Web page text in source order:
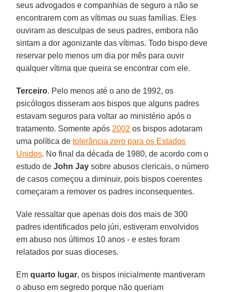
seus advogados e companhias de seguro a não se
encontrarem com as vítimas ou suas famílias. Eles
ouviram as desculpas de seus padres, embora não
sintam a dor agonizante das vítimas. Todo bispo deve
reservar pelo menos um dia por mês para ouvir
qualquer vítima que queira se encontrar com ele.
Terceiro. Pelo menos até o ano de 1992, os
psicólogos disseram aos bispos que alguns padres
estavam seguros para voltar ao ministério após o
tratamento. Somente após 2002 os bispos adotaram
uma política detolerância zero para os Estados
Unidos. No final da década de 1980, de acordo com o
estudo deJohn Jay sobre abusos clericais, o número
de casos começou a diminuir, pois bispos coerentes
começaram a remover os padres inconsequentes.
Vale ressaltar que apenas dois dos mais de 300
padres identificados pelo júri, estiveram envolvidos
em abuso nos últimos 10 anos - e estes foram
relatados por suas dioceses.
Emquarto lugar, os bispos inicialmente mantiveram
o abuso em segredo porque não queriam